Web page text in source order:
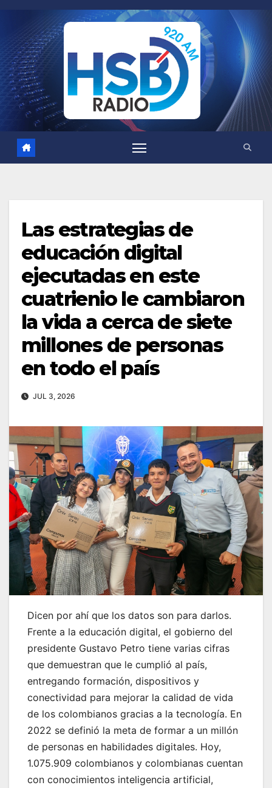
contenido
Las estrategias de
educación digital
ejecutadas en este
cuatrienio le cambiaron
la vida a cerca de siete
millones de personas
en todo el país
JUL 3, 2026
Dicen por ahí que los datos son para darlos.
Frente a la educación digital, el gobierno del
presidente Gustavo Petro tiene varias cifras
que demuestran que le cumplió al país,
entregando formación, dispositivos y
conectividad para mejorar la calidad de vida
de los colombianos gracias a la tecnología. En
2022 se definió la meta de formar a un millón
de personas en habilidades digitales. Hoy,
1.075.909 colombianos y colombianas cuentan
con conocimientos inteligencia artificial,